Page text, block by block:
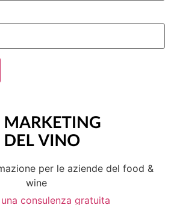
per le aziende del food &
wine
consulenza gratuita